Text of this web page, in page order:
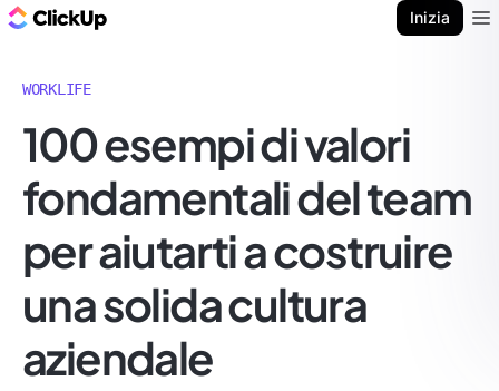
Inizia
WORKLIFE
100 esempi di valori
fondamentali del team
per aiutarti a costruire
una solida cultura
aziendale